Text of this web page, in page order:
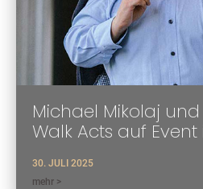
Michael Mikolaj
Walk Acts auf
30. JULI 2025
mehr >